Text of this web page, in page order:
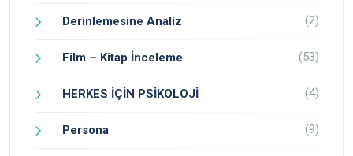
Derinlemesine Analiz (2)
Film – Kitap İnceleme (53)
HERKES İÇİN PSİKOLOJİ (4)
Persona (9)